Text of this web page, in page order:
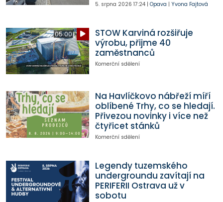
5. srpna 2026 17:24| Opava | Yvona Fajtová
05:00
STOW Karviná rozšiřuje
výrobu, přijme 40
zaměstnanců
Komerční sdělení
Na Havlíčkovo nábřeží míří
oblíbené Trhy, co se hledají.
Přivezou novinky i více než
čtyřicet stánků
Komerční sdělení
Legendy tuzemského
undergroundu zavítají na
PERIFERII Ostrava už v
sobotu